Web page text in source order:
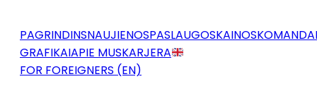
PAGRINDINSNAUJIENOSPASLAUGOSKAINOSKOMANDA
GRAFIKAIAPIE MUSKARJERA
FOR FOREIGNERS (EN)